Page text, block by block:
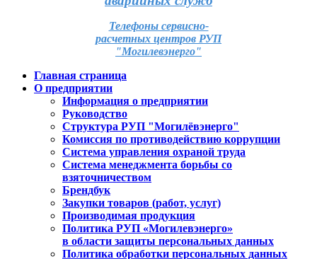
Телефоны сервисно-
расчетных центров РУП
"Могилевэнерго"
Главная страница
О предприятии
Информация о предприятии
Руководство
Структура РУП "Могилёвэнерго"
Комиссия по противодействию коррупции
Система управления охраной труда
Система менеджмента борьбы со
взяточничеством
Брендбук
Закупки товаров (работ, услуг)
Производимая продукция
Политика РУП «Могилевэнерго»
в области защиты персональных данных
Политика обработки персональных данных